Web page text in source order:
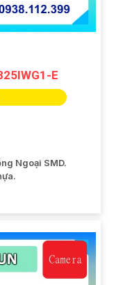
E
Ngoại SMD.